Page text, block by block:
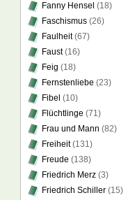
Fanny Hensel (18)
Faschismus (26)
Faulheit(67)
Faust(16)
Feig (18)
Fernstenliebe (23)
Fibel (10)
Flüchtlinge (71)
Frau und Mann (82)
Freiheit(131)
Freude (138)
Friedrich Merz (3)
Friedrich Schiller (15)